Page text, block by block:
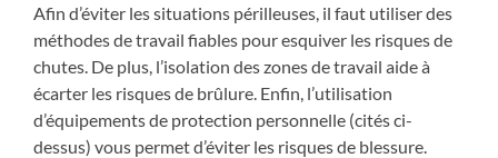
Afin d’éviter les situations périlleuses, il faut utiliser des
méthodes de travail fiables pour esquiver les risques de
chutes. De plus, l’isolation des zones de travail aide à
écarter les risques de brûlure. Enfin, l’utilisation
d’équipements de protection personnelle (cités ci-
dessus) vous permet d’éviter les risques de blessure.